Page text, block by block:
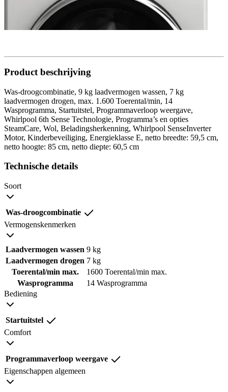
Product beschrijving
Was-droogcombinatie, 9 kg laadvermogen wassen, 7 kg
laadvermogen drogen, max. 1.600 Toerental/min, 14
Wasprogramma, Startuitstel, Programmaverloop weergave,
Whirlpool 6th Sense Technologie, Programma’s en opties
SteamCare, Wol, Beladingsherkenning, Whirlpool SenseInverter
Motor, Kinderbeveiliging, Energieklasse E, netto breedte: 59,5 cm,
netto hoogte: 85 cm, netto diepte: 60,5 cm
Technische details
Soort
Was-droogcombinatie
Vermogenskenmerken
Laadvermogen wassen 9 kg
Laadvermogen drogen 7 kg
Toerental/min max.
1600 Toerental/min max.
Wasprogramma
14 Wasprogramma
Bediening
Startuitstel
Comfort
Programmaverloop weergave
Eigenschappen algemeen